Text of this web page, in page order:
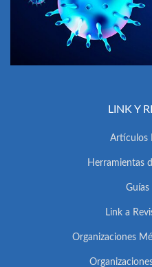
LINK Y
Artículos
Herramientas
Guías
Link a
Organizaciones